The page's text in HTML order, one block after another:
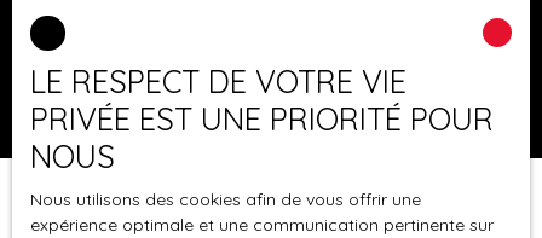
LE RESPECT DE VOTRE VIE
PRIVÉE EST UNE PRIORITÉ POUR
NOUS
Nous utilisons des cookies afin de vous offrir une
expérience optimale et une communication pertinente sur